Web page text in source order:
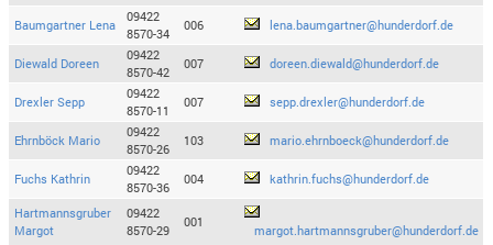
Baumgartner Lena
09422
8570-34
006 lena.baumgartner@hunderdorf.de
Diewald Doreen
09422
8570-42
007 doreen.diewald@hunderdorf.de
Drexler Sepp
09422
8570-11
007 sepp.drexler@hunderdorf.de
Ehrnböck Mario
09422
8570-26
103 mario.ehrnboeck@hunderdorf.de
Fuchs Kathrin
09422
8570-36
004 kathrin.fuchs@hunderdorf.de
Hartmannsgruber
Margot
09422
8570-29
001
margot.hartmannsgruber@hunderdorf.de